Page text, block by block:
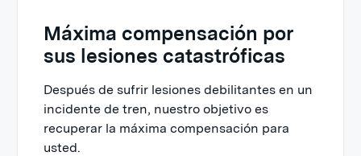
Máxima compensación por
sus lesiones catastróficas
Después de sufrir lesiones debilitantes en un
incidente de tren, nuestro objetivo es
recuperar la máxima compensación para
usted.